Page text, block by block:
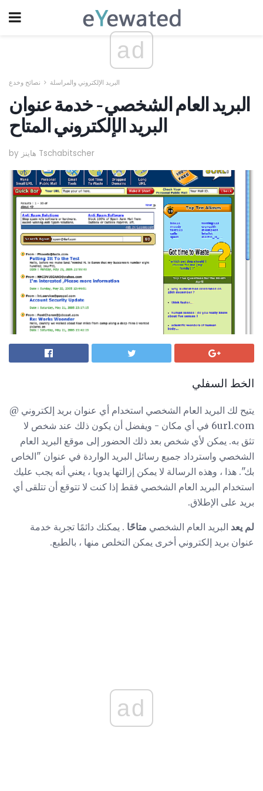
ad
البريد الإلكتروني والمراسلة نصائح وخدع
البريد العام الشخصي - خدمة عنوان
البريد الإلكتروني المتاح
by هاينز Tschabitscher
الخط السفلي
يتيح لك البريد العام الشخصي استخدام أي عنوان بريد إلكتروني @
6url.com في أي مكان - ويفضل أن يكون ذلك عند شخص لا
تثق به. يمكن لأي شخص بعد ذلك الحضور إلى موقع البريد العام
الشخصي واسترداد جميع رسائل البريد الواردة في عنوان "الخاص
بك". هذا ، وهذه الرسالة لا يمكن إزالتها يدويا ، يعني أنه يجب عليك
استخدام البريد العام الشخصي فقط إذا كنت لا تتوقع أن تتلقى أي
بريد على الإطلاق.
لم يعد البريد العام الشخصي متاحًا . يمكنك دائمًا تجربة خدمة
عنوان بريد إلكتروني أخرى يمكن التخلص منها ، بالطبع.
ad